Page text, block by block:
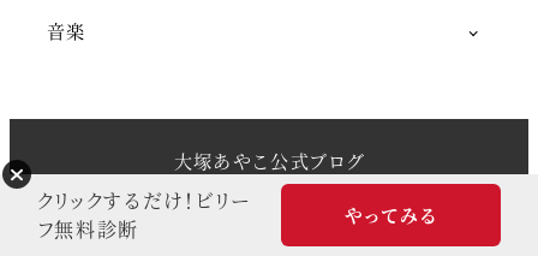
音楽
大塚あやこ公式ブログ
Snow Monkey theme byモンキーレンチ
WordPress
クリックするだけ！ビリー
フ無料診断
やってみる